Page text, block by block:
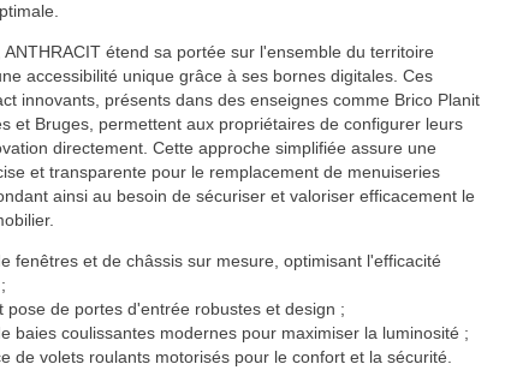
ANTHRACIT étend sa portée sur l'ensemble du territoire
accessibilité unique grâce à ses bornes digitales. Ces
innovants, présents dans des enseignes comme Brico Planit
et Bruges, permettent aux propriétaires de configurer leurs
directement. Cette approche simplifiée assure une
et transparente pour le remplacement de menuiseries
ainsi au besoin de sécuriser et valoriser efficacement le
fenêtres et de châssis sur mesure, optimisant l'efficacité
pose de portes d'entrée robustes et design ;
baies coulissantes modernes pour maximiser la luminosité ;
de volets roulants motorisés pour le confort et la sécurité.